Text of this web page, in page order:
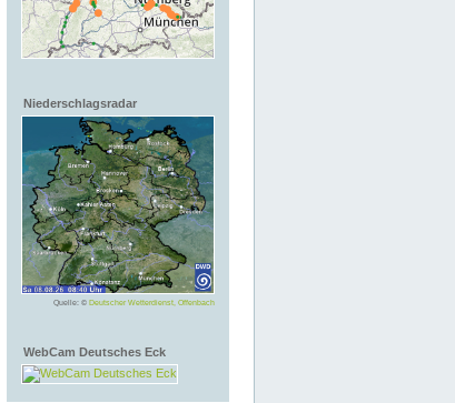
Niederschlagsradar
Quelle: © Deutscher Wetterdienst, Offenbach
WebCam Deutsches Eck